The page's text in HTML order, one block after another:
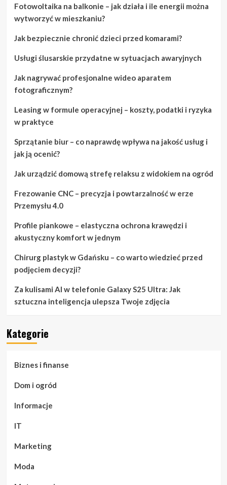
Fotowoltaika na balkonie – jak działa i ile energii można
wytworzyć w mieszkaniu?
Jak bezpiecznie chronić dzieci przed komarami?
Usługi ślusarskie przydatne w sytuacjach awaryjnych
Jak nagrywać profesjonalne wideo aparatem
fotograficznym?
Leasing w formule operacyjnej – koszty, podatki i ryzyka
w praktyce
Sprzątanie biur – co naprawdę wpływa na jakość usług i
jak ją ocenić?
Jak urządzić domową strefę relaksu z widokiem na ogród
Frezowanie CNC – precyzja i powtarzalność w erze
Przemysłu 4.0
Profile piankowe – elastyczna ochrona krawędzi i
akustyczny komfort w jednym
Chirurg plastyk w Gdańsku – co warto wiedzieć przed
podjęciem decyzji?
Za kulisami AI w telefonie Galaxy S25 Ultra: Jak
sztuczna inteligencja ulepsza Twoje zdjęcia
Kategorie
Biznes i finanse
Dom i ogród
Informacje
IT
Marketing
Moda